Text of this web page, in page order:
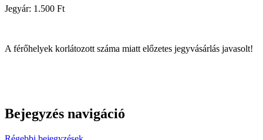
Jegyár: 1.500 Ft
A férőhelyek korlátozott száma miatt előzetes jegyvásárlás javasolt!
Bejegyzés navigáció